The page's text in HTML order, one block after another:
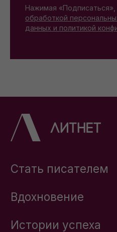
Нажимая
обработкой
данных и политикой